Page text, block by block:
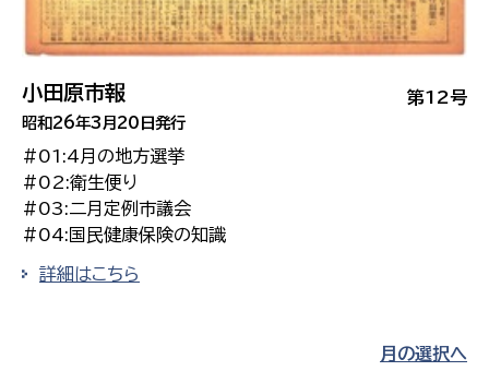
第12号
小田原市報
昭和26年3月20日発行
#01:4月の地方選挙
#02:衛生便り
#03:二月定例市議会
#04:国民健康保険の知識
詳細はこちら
月の選択へ